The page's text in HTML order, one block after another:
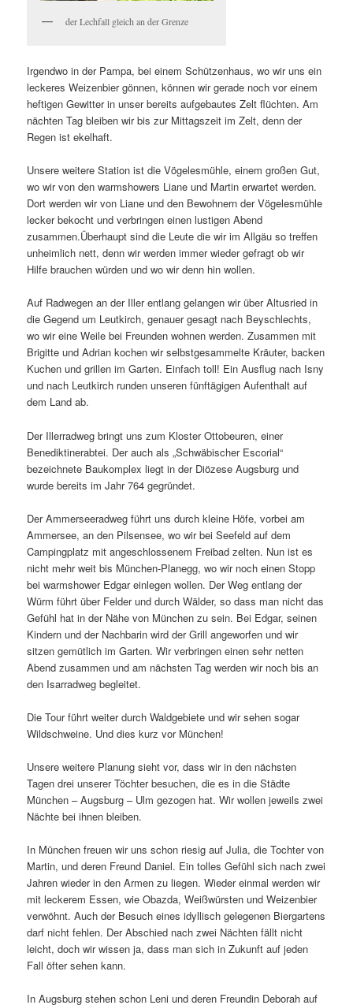
der Lechfall gleich an der Grenze
Irgendwo in der Pampa, bei einem Schützenhaus, wo wir uns ein
leckeres Weizenbier gönnen, können wir gerade noch vor einem
heftigen Gewitter in unser bereits aufgebautes Zelt flüchten. Am
nächten Tag bleiben wir bis zur Mittagszeit im Zelt, denn der
Regen ist ekelhaft.
Unsere weitere Station ist die Vögelesmühle, einem großen Gut,
wo wir von den warmshowers Liane und Martin erwartet werden.
Dort werden wir von Liane und den Bewohnern der Vögelesmühle
lecker bekocht und verbringen einen lustigen Abend
zusammen.Überhaupt sind die Leute die wir im Allgäu so treffen
unheimlich nett, denn wir werden immer wieder gefragt ob wir
Hilfe brauchen würden und wo wir denn hin wollen.
Auf Radwegen an der Iller entlang gelangen wir über Altusried in
die Gegend um Leutkirch, genauer gesagt nach Beyschlechts,
wo wir eine Weile bei Freunden wohnen werden. Zusammen mit
Brigitte und Adrian kochen wir selbstgesammelte Kräuter, backen
Kuchen und grillen im Garten. Einfach toll! Ein Ausflug nach Isny
und nach Leutkirch runden unseren fünftägigen Aufenthalt auf
dem Land ab.
Der Illerradweg bringt uns zum Kloster Ottobeuren, einer
Benediktinerabtei. Der auch als „Schwäbischer Escorial“
bezeichnete Baukomplex liegt in der Diözese Augsburg und
wurde bereits im Jahr 764 gegründet.
Der Ammerseeradweg führt uns durch kleine Höfe, vorbei am
Ammersee, an den Pilsensee, wo wir bei Seefeld auf dem
Campingplatz mit angeschlossenem Freibad zelten. Nun ist es
nicht mehr weit bis München-Planegg, wo wir noch einen Stopp
bei warmshower Edgar einlegen wollen. Der Weg entlang der
Würm führt über Felder und durch Wälder, so dass man nicht das
Gefühl hat in der Nähe von München zu sein. Bei Edgar, seinen
Kindern und der Nachbarin wird der Grill angeworfen und wir
sitzen gemütlich im Garten. Wir verbringen einen sehr netten
Abend zusammen und am nächsten Tag werden wir noch bis an
den Isarradweg begleitet.
Die Tour führt weiter durch Waldgebiete und wir sehen sogar
Wildschweine. Und dies kurz vor München!
Unsere weitere Planung sieht vor, dass wir in den nächsten
Tagen drei unserer Töchter besuchen, die es in die Städte
München – Augsburg – Ulm gezogen hat. Wir wollen jeweils zwei
Nächte bei ihnen bleiben.
In München freuen wir uns schon riesig auf Julia, die Tochter von
Martin, und deren Freund Daniel. Ein tolles Gefühl sich nach zwei
Jahren wieder in den Armen zu liegen. Wieder einmal werden wir
mit leckerem Essen, wie Obazda, Weißwürsten und Weizenbier
verwöhnt. Auch der Besuch eines idyllisch gelegenen Biergartens
darf nicht fehlen. Der Abschied nach zwei Nächten fällt nicht
leicht, doch wir wissen ja, dass man sich in Zukunft auf jeden
Fall öfter sehen kann.
In Augsburg stehen schon Leni und deren Freundin Deborah auf